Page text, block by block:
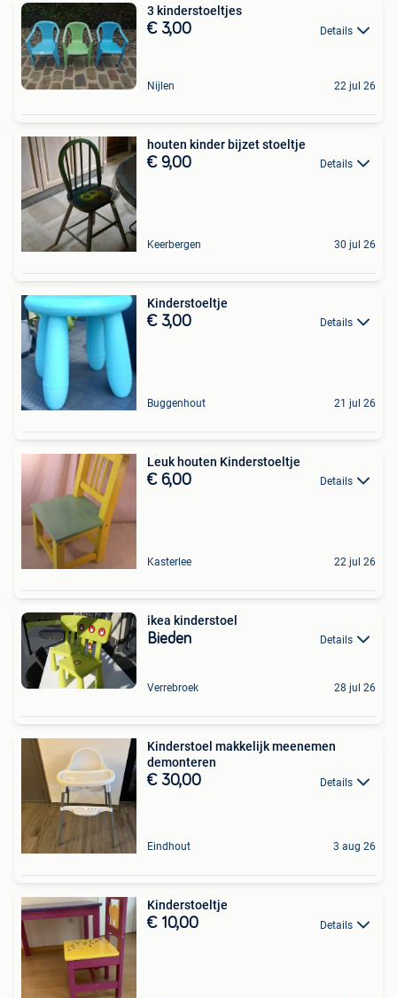
3 kinderstoeltjes
€ 3,00 Details
Nijlen 22 jul 26
houten kinder bijzet stoeltje
€ 9,00 Details
Keerbergen 30 jul 26
Kinderstoeltje
€ 3,00 Details
Buggenhout 21 jul 26
Leuk houten Kinderstoeltje
€ 6,00 Details
Kasterlee 22 jul 26
ikea kinderstoel
Bieden Details
Verrebroek 28 jul 26
Kinderstoel makkelijk meenemen
demonteren
€ 30,00 Details
Eindhout 3 aug 26
Kinderstoeltje
€ 10,00 Details